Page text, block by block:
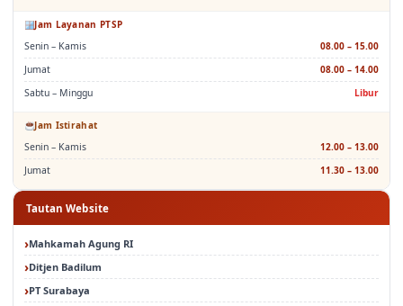
Jam Layanan PTSP
Senin – Kamis
08.00 – 15.00
Jumat
08.00 – 14.00
Sabtu – Minggu
Libur
Jam Istirahat
Senin – Kamis
12.00 – 13.00
Jumat
11.30 – 13.00
Tautan Website
Mahkamah Agung RI
Ditjen Badilum
PT Surabaya